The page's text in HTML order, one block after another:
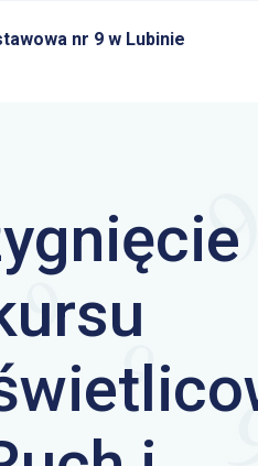
nr 9 w Lubinie